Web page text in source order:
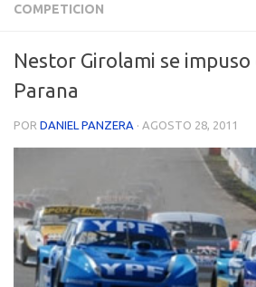
COMPETICION
Nestor Girolami se impuso
Parana
POR DANIEL PANZERA · AGOSTO 28, 2011